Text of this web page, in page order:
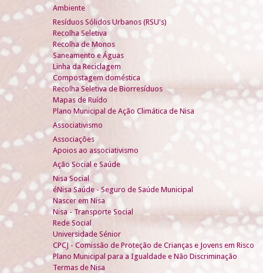
Ambiente
Resíduos Sólidos Urbanos (RSU's)
Recolha Seletiva
Recolha de Monos
Saneamento e Águas
Linha da Reciclagem
Compostagem doméstica
Recolha Seletiva de Biorresíduos
Mapas de Ruído
Plano Municipal de Ação Climática de Nisa
Associativismo
Associações
Apoios ao associativismo
Ação Social e Saúde
Nisa Social
éNisa Saúde - Seguro de Saúde Municipal
Nascer em Nisa
Nisa - Transporte Social
Rede Social
Universidade Sénior
CPCJ - Comissão de Proteção de Crianças e Jovens em Risco
Plano Municipal para a Igualdade e Não Discriminação
Termas de Nisa